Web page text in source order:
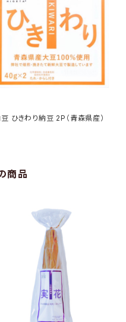
ひきわり納豆 2P（青森県産）
商品